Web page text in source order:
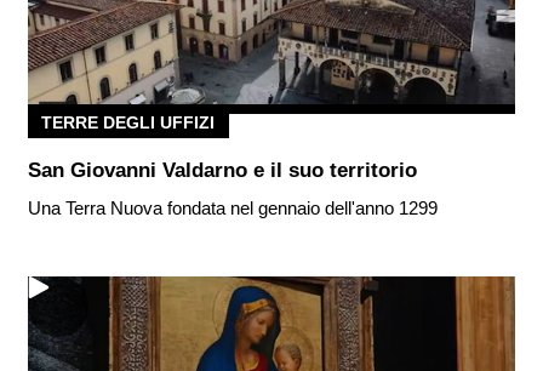
TERRE DEGLI UFFIZI
San Giovanni Valdarno e il suo territorio
Una Terra Nuova fondata nel gennaio dell'anno 1299